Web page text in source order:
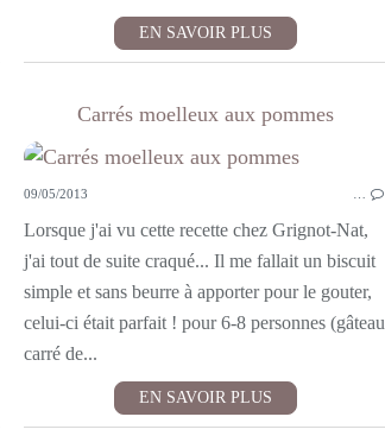
EN SAVOIR PLUS
GÂTEAU 3 D
Carrés moelleux aux pommes
09/05/2013
Lorsque j'ai vu cette recette chez Grignot-Nat,
j'ai tout de suite craqué... Il me fallait un biscuit
simple et sans beurre à apporter pour le gouter,
celui-ci était parfait ! pour 6-8 personnes (gâteau
carré de...
EN SAVOIR PLUS